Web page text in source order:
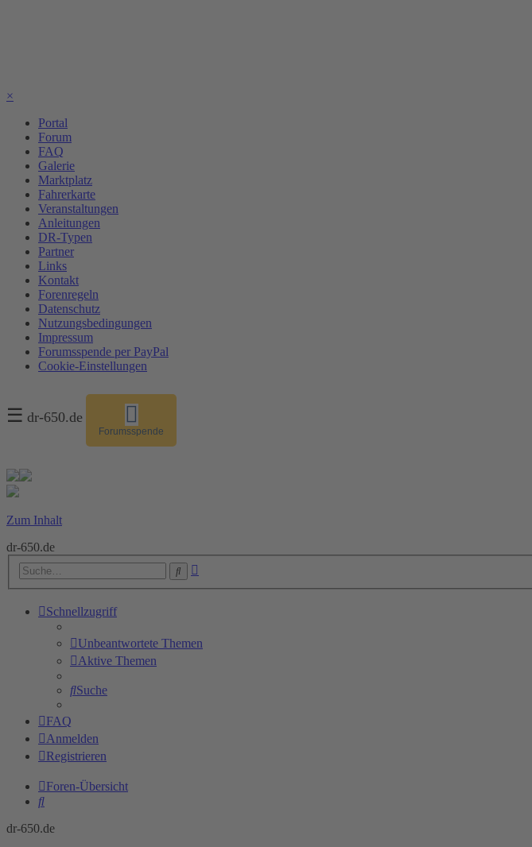
×
Portal
Forum
FAQ
Galerie
Marktplatz
Fahrerkarte
Veranstaltungen
Anleitungen
DR-Typen
Partner
Links
Kontakt
Forenregeln
Datenschutz
Nutzungsbedingungen
Impressum
Forumsspende per PayPal
Cookie-Einstellungen
☰ dr-650.de
Forumsspende
Zum Inhalt
dr-650.de
Suche
Schnellzugriff
Unbeantwortete Themen
Aktive Themen
Suche
FAQ
Anmelden
Registrieren
Foren-Übersicht
Suche
dr-650.de